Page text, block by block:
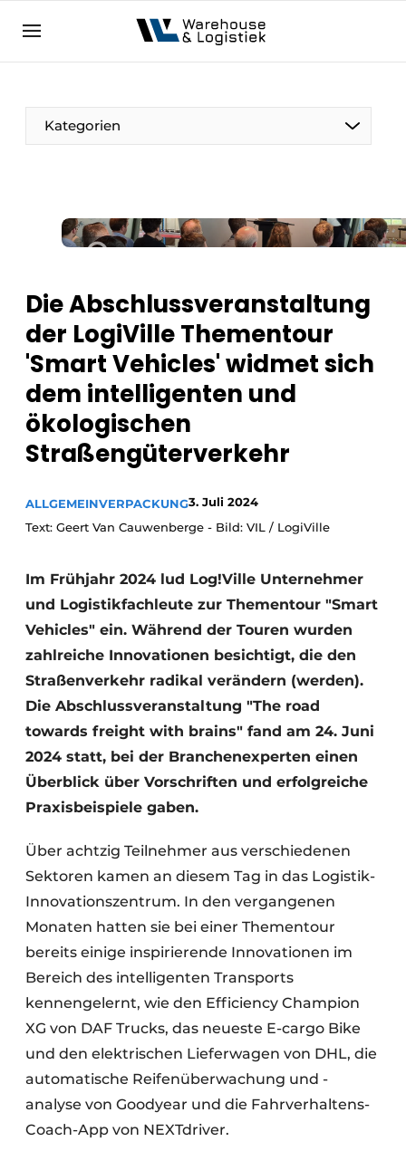
NL EN
Kategorien
Die Abschlussveranstaltung
der LogiVille Thementour
'Smart Vehicles' widmet sich
dem intelligenten und
ökologischen
Straßengüterverkehr
ALLGEMEINVERPACKUNG3. Juli 2024
Text: Geert Van Cauwenberge - Bild: VIL / LogiVille
Im Frühjahr 2024 lud Log!Ville Unternehmer
und Logistikfachleute zur Thementour "Smart
Vehicles" ein. Während der Touren wurden
zahlreiche Innovationen besichtigt, die den
Straßenverkehr radikal verändern (werden).
Die Abschlussveranstaltung "The road
towards freight with brains" fand am 24. Juni
2024 statt, bei der Branchenexperten einen
Überblick über Vorschriften und erfolgreiche
Praxisbeispiele gaben.
Über achtzig Teilnehmer aus verschiedenen
Sektoren kamen an diesem Tag in das Logistik-
Innovationszentrum. In den vergangenen
Monaten hatten sie bei einer Thementour
bereits einige inspirierende Innovationen im
Bereich des intelligenten Transports
kennengelernt, wie den Efficiency Champion
XG von DAF Trucks, das neueste E-cargo Bike
und den elektrischen Lieferwagen von DHL, die
automatische Reifenüberwachung und -
analyse von Goodyear und die Fahrverhaltens-
Coach-App von NEXTdriver.